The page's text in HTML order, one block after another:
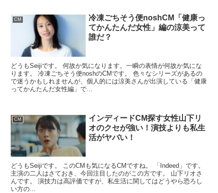
CM
冷凍ごちそう便noshCM「健康っ
てかんたんだ女性」編の涼美って
誰だ？
どうもSeijiです。 何故か気になります。一瞬の表情が何故か気にな
ります。 冷凍ごちそう便noshのCMです。 色々なシリーズがあるの
で迷うかもしれませんが、個人的には涼美さんが出演している「健康
ってかんたんだ女性編」で...
CM
インディードCM探す女性山下リ
オのクセが強い！演技よりも私生
活がヤバい！
どうもSeijiです。 このCMも気になるCMですね。 「Indeed」です。
主演の二人はさておき、今回注目したのがこの方です。 山下リオさ
んです。 演技力は高評価ですが、私生活に関してはどうやら恐ろし
い方の...